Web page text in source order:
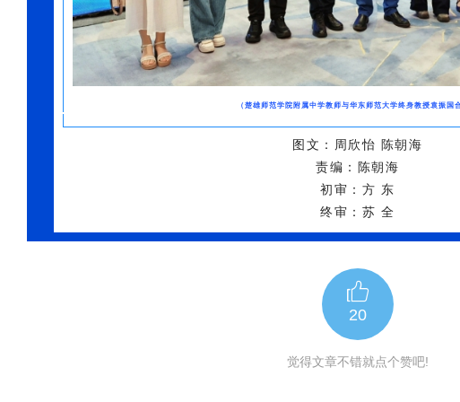
（楚雄师范学院附属中学教师与华东师范大学终身教授袁振国
图文：周欣怡 陈朝海
责编：陈朝海
初审：方 东
终审：苏 全
20
觉得文章不错就点个赞吧!